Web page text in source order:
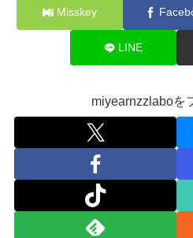
Misskey
LINE
miyearnzzlaboを